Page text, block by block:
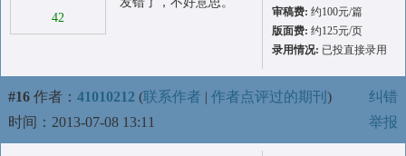
42 审稿费: 约100元/篇
版面费: 约125元/页
录用情况: 已投直接录用
#16 作者： 41010212 (联系作者 | 作者点评过的期刊 )
时间：2013-07-08 13:11
纠错
举报